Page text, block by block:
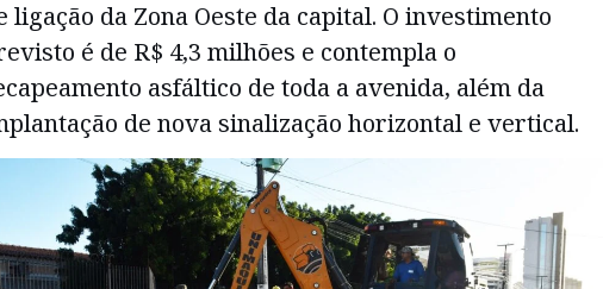
ligação da Zona Oeste da capital. O investimento
é de R$ 4,3 milhões e contempla o
asfáltico de toda a avenida, além da
de nova sinalização horizontal e vertical.